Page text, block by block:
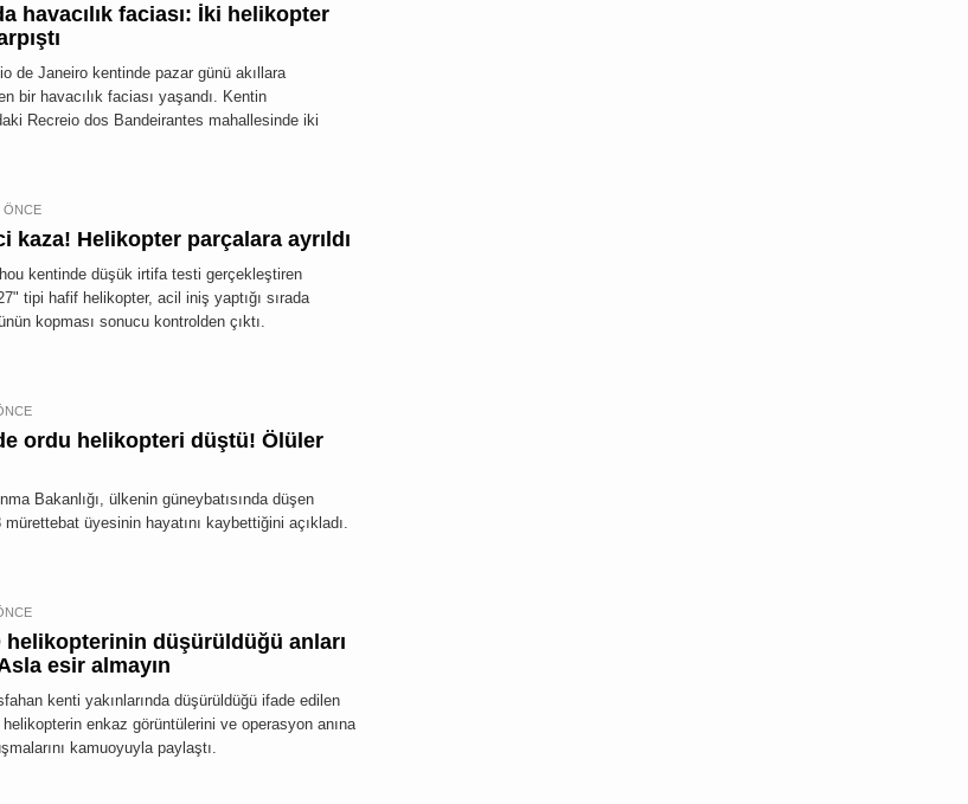
havacılık faciası: İki helikopter
de Janeiro kentinde pazar günü akıllara
bir havacılık faciası yaşandı. Kentin
Recreio dos Bandeirantes mahallesinde iki
ÖNCE
kaza! Helikopter parçalara ayrıldı
kentinde düşük irtifa testi gerçekleştiren
tipi hafif helikopter, acil iniş yaptığı sırada
kopması sonucu kontrolden çıktı.
ordu helikopteri düştü! Ölüler
Bakanlığı, ülkenin güneybatısında düşen
mürettebat üyesinin hayatını kaybettiğini açıkladı.
helikopterinin düşürüldüğü anları
esir almayın
kenti yakınlarında düşürüldüğü ifade edilen
enkaz görüntülerini ve operasyon anına
kamuoyuyla paylaştı.